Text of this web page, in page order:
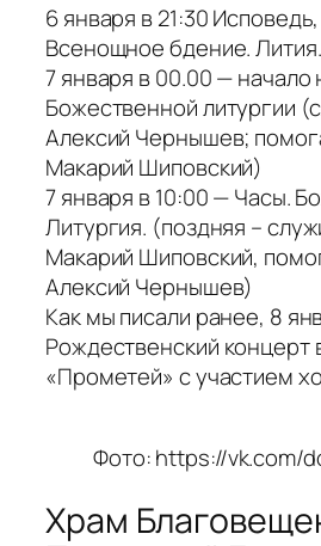
6 января в 21:30
Всенощное бдение. Лития.
7 января в 00.00 — начало
Божественной литургии
Алексий Чернышев;
Макарий Шиповский)
7 января в 10:00 — Часы.
Литургия. (поздняя –
Макарий Шиповский,
Алексий Чернышев)
Как мы писали ранее, 8
Рождественский концерт
«Прометей» с участием
Фото: https://vk.com/
Храм